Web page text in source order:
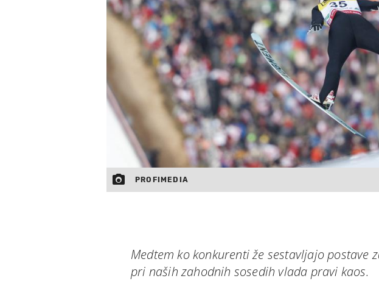
PROFIMEDIA
Medtem ko konkurenti že sestavljajo postave
pri naših zahodnih sosedih vlada pravi kaos.